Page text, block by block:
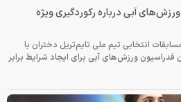
آبی درباره رکوردگیری ویژه
انتخابی تیم ملی تایم‌تریل دختران با
فدراسیون ورزش‌های آبی برای ایجاد شرایط برابر